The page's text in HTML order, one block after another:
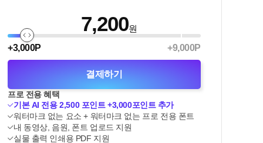
7,200원
+3,000P
+9,000P
결제하기
프로 전용 혜택
기본 AI 전용 2,500 포인트 +3,000포인트 추가
워터마크 없는 요소 + 워터마크 없는 프로 전용 폰트
내 동영상, 음원, 폰트 업로드 지원
실물 출력 인쇄용 PDF 지원